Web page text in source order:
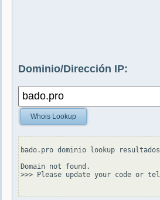
Dominio/Dirección IP:
Whois Lookup
bado.pro dominio lookup
Domain not found.
>>> Please update your code or